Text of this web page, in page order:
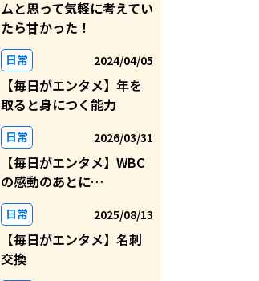
ムと思って気軽に考えてい
たら甘かった！
日常 2024/04/05
【毎日がエンタメ】年を
取ると身につく能力
日常 2026/03/31
【毎日がエンタメ】WBC
の感動のあとに…
日常 2025/08/13
【毎日がエンタメ】名刺
交換